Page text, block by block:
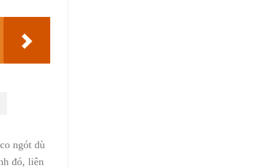
ngót dù
đó, liên